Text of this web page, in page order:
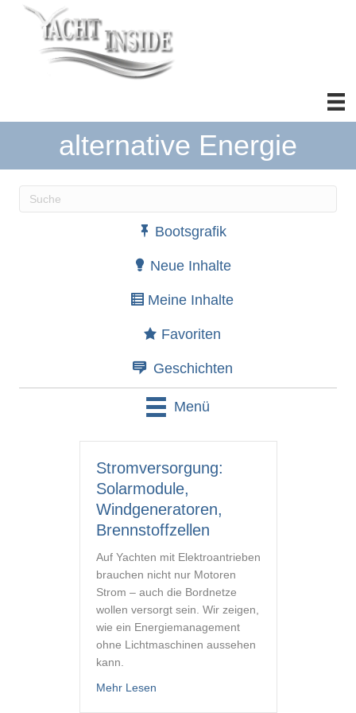
alternative Energie
Wenn die Ergebnisse der automatischen
Bootsgrafik
Neue Inhalte
Meine Inhalte
Favoriten
Geschichten
Menü
Stromversorgung:
Solarmodule,
Windgeneratoren,
Brennstoffzellen
Auf Yachten mit Elektroantrieben
brauchen nicht nur Motoren
Strom – auch die Bordnetze
wollen versorgt sein. Wir zeigen,
wie ein Energiemanagement
ohne Lichtmaschinen aussehen
kann.
Mehr Lesenabout Stromversorgung: Solarmodule,